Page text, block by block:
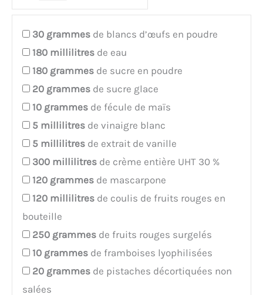
30 grammes de blancs d’œufs en poudre
180 millilitres de eau
180 grammes de sucre en poudre
20 grammes de sucre glace
10 grammes de fécule de maïs
5 millilitres de vinaigre blanc
5 millilitres de extrait de vanille
300 millilitres de crème entière UHT 30 %
120 grammes de mascarpone
120 millilitres de coulis de fruits rouges en
bouteille
250 grammes de fruits rouges surgelés
10 grammes de framboises lyophilisées
20 grammes de pistaches décortiquées non
salées